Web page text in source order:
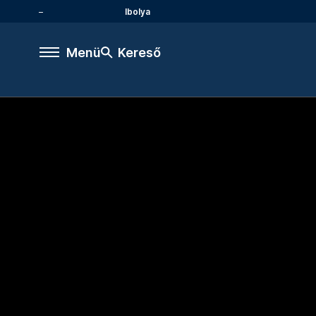
Ibolya
Menü Kereső